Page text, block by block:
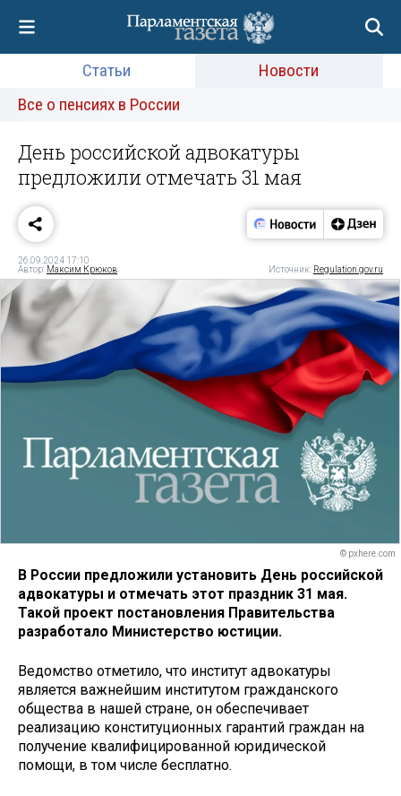
Статьи
Новости
Все о пенсиях в России
День российской адвокатуры
предложили отмечать 31 мая
26.09.2024 17:10
Автор: Максим Крюков Источник: Regulation.gov.ru
© pxhere.com
В России предложили установить День российской
адвокатуры и отмечать этот праздник 31 мая.
Такой проект постановления Правительства
разработало Министерство юстиции.
Ведомство отметило, что институт адвокатуры
является важнейшим институтом гражданского
общества в нашей стране, он обеспечивает
реализацию конституционных гарантий граждан на
получение квалифицированной юридической
помощи, в том числе бесплатно.